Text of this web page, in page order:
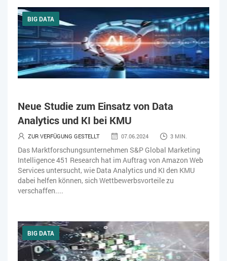
BIG DATA
Neue Studie zum Einsatz von Data
Analytics und KI bei KMU
ZUR VERFÜGUNG GESTELLT 07.06.2024 3 MIN.
Das Marktforschungsunternehmen S&P Global Marketing
Intelligence 451 Research hat im Auftrag von Amazon Web
Services untersucht, wie Data Analytics und KI den KMU
dabei helfen können, sich Wettbewerbsvorteile zu
verschaffen....
BIG DATA